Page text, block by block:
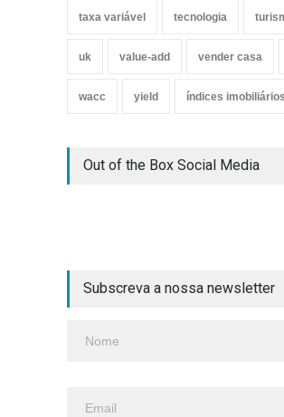
taxa variável tecnologia
uk value-add vender casa
wacc yield índices imobiliários
Out of the Box Social Media
Subscreva a nossa newsletter